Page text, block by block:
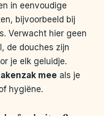
in eenvoudige
bijvoorbeeld bij
Verwacht hier geen
de douches zijn
je elk geluidje.
mee als je
hygiëne.